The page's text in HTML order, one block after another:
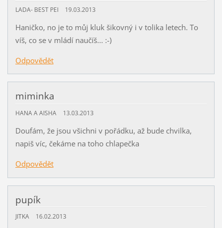
LADA- BEST PEI 19.03.2013
Haničko, no je to můj kluk šikovný i v tolika letech. To
víš, co se v mládí naučíš... :-)
Odpovědět
miminka
HANA A AISHA 13.03.2013
Doufám, že jsou všichni v pořádku, až bude chvilka,
napiš víc, čekáme na toho chlapečka
Odpovědět
pupík
JITKA 16.02.2013